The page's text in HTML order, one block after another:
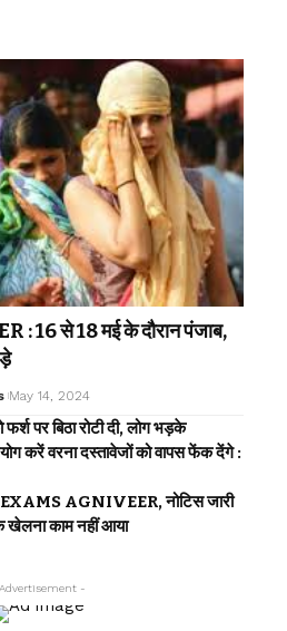
16 से 18 मई के दौरान पंजाब,
May 14, 2024
पर बिठा रोटी दी, लोग भड़के
करें वरना दस्तावेजों को वापस फेंक देंगे :
EXAMS AGNIVEER, नोटिस जारी
खेलना काम नहीं आया
-